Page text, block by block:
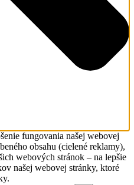
fungovania našej webovej
obsahu (cielené reklamy),
webových stránok – na lepšie
našej webovej stránky, ktoré